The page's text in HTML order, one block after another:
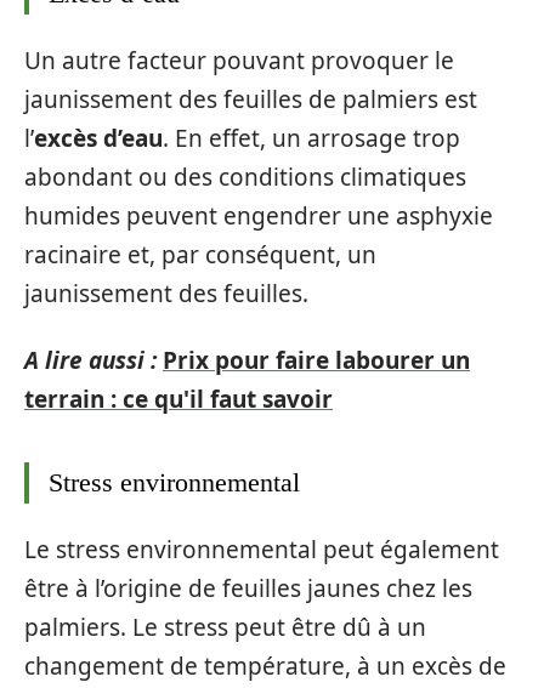
Un autre facteur pouvant provoquer le
jaunissement des feuilles de palmiers est
l’excès d’eau. En effet, un arrosage trop
abondant ou des conditions climatiques
humides peuvent engendrer une asphyxie
racinaire et, par conséquent, un
jaunissement des feuilles.
A lire aussi : Prix pour faire labourer un
terrain : ce qu'il faut savoir
Stress environnemental
Le stress environnemental peut également
être à l’origine de feuilles jaunes chez les
palmiers. Le stress peut être dû à un
changement de température, à un excès de